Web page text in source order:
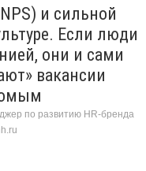
и сильной
Если люди
они и сами
вакансии
по развитию HR-бренда